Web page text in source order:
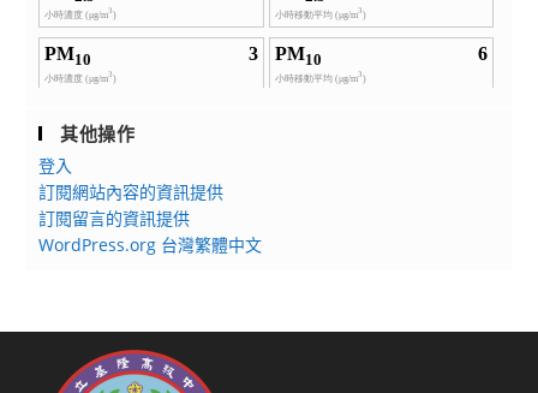
其他操作
登入
訂閱網站內容的資訊提供
訂閱留言的資訊提供
WordPress.org 台灣繁體中文